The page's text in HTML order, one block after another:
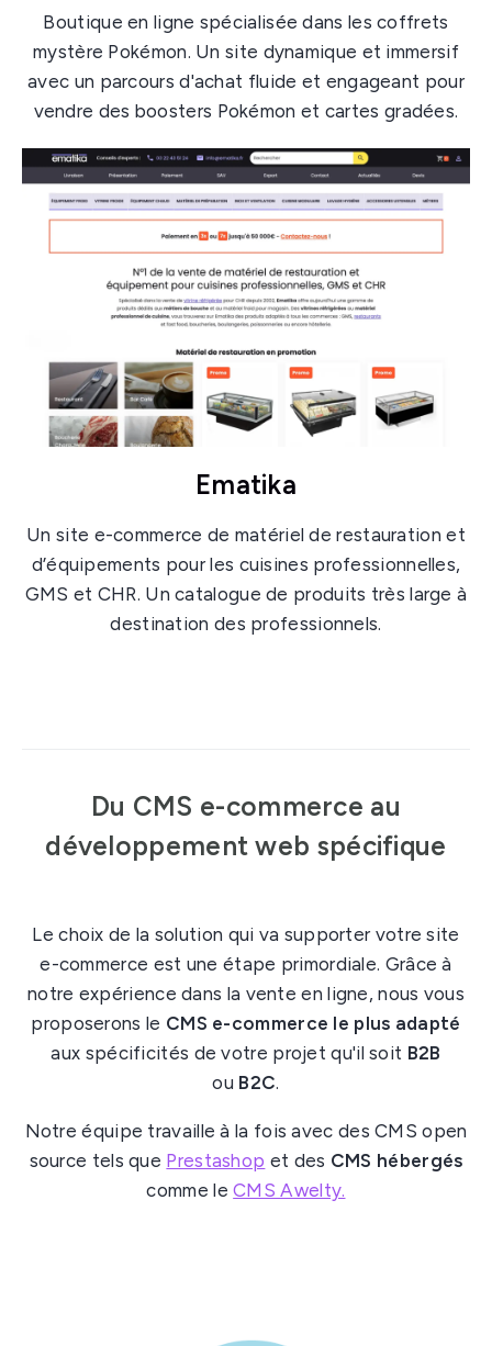
Boutique en ligne spécialisée dans les coffrets
mystère Pokémon. Un site dynamique et immersif
avec un parcours d'achat fluide et engageant pour
vendre des boosters Pokémon et cartes gradées.
Ematika
Un site e-commerce de matériel de restauration et
d’équipements pour les cuisines professionnelles,
GMS et CHR. Un catalogue de produits très large à
destination des professionnels.
Du CMS e-commerce au
développement web spécifique
Le choix de la solution qui va supporter votre site
e-commerce est une étape primordiale. Grâce à
notre expérience dans la vente en ligne, nous vous
proposerons le CMS e-commerce le plus adapté
aux spécificités de votre projet qu'il soit B2B
ou B2C.
Notre équipe travaille à la fois avec des CMS open
source tels que Prestashop et des CMS hébergés
comme leCMS Awelty.